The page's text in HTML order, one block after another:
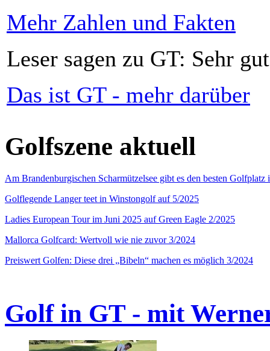
Mehr Zahlen und Fakten
Leser sagen zu GT: Sehr
Das ist GT - mehr darüber
Golfszene aktuell
Am Brandenburgischen Scharmützelsee gibt es den besten
Golflegende Langer teet in Winstongolf auf 5/2025
Ladies European Tour im Juni 2025 auf Green Eagle 2/2025
Mallorca Golfcard: Wertvoll wie nie zuvor 3/2024
Preiswert Golfen: Diese drei „Bibeln“ machen es möglich 3/2024
Golf in GT - mit